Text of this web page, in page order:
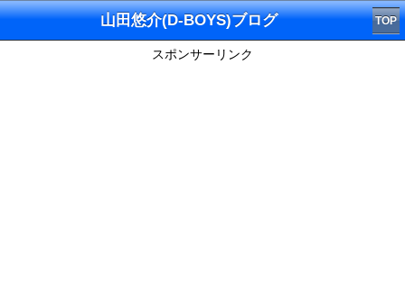
山田悠介(D-BOYS)ブログ TOP
スポンサーリンク